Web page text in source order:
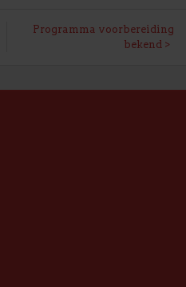
Programma voorbereiding
bekend